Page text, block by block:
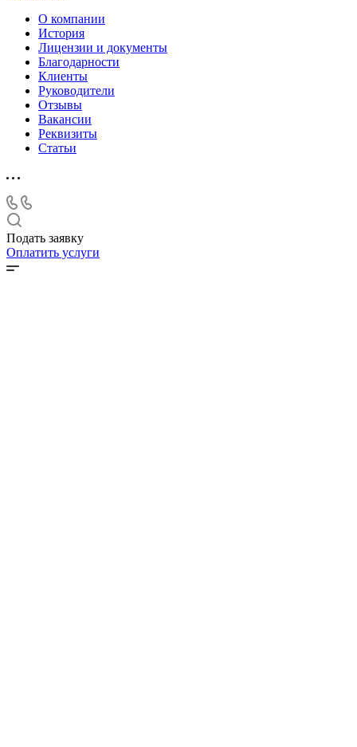
О компании
История
Лицензии и документы
Благодарности
Клиенты
Руководители
Отзывы
Вакансии
Реквизиты
Статьи
Подать заявку
Оплатить услуги